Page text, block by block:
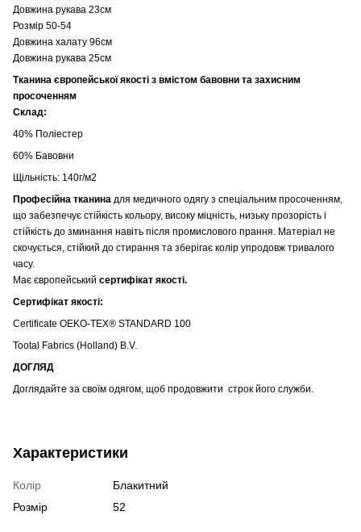
Довжина рукава 23см
Розмір 50-54
Довжина халату 96см
Довжина рукава 25см
Тканина європейської якості з вмістом бавовни та захисним
просоченням
Склад:
40% Поліестер
60% Бавовни
Щільність: 140г/м2
Професійна тканина для медичного одягу з спеціальним просоченням,
що забезпечує стійкість кольору, високу міцність, низьку прозорість і
стійкість до зминання навіть після промислового прання. Матеріал не
скочується, стійкий до стирання та зберігає колір упродовж тривалого
часу.
Має європейський сертифікат якості.
Сертифікат якості:
Certificate OEKO-TEX® STANDARD 100
Tootal Fabrics (Holland) B.V.
ДОГЛЯД
Доглядайте за своїм одягом, щоб продовжити строк його служби.
Характеристики
Колір
Блакитний
Розмір
52